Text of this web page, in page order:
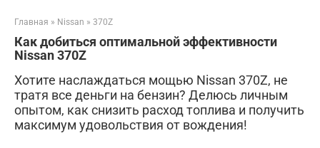
Главная » Nissan » 370Z
Как добиться оптимальной эффективности
Nissan 370Z
Хотите наслаждаться мощью Nissan 370Z, не
тратя все деньги на бензин? Делюсь личным
опытом, как снизить расход топлива и получить
максимум удовольствия от вождения!